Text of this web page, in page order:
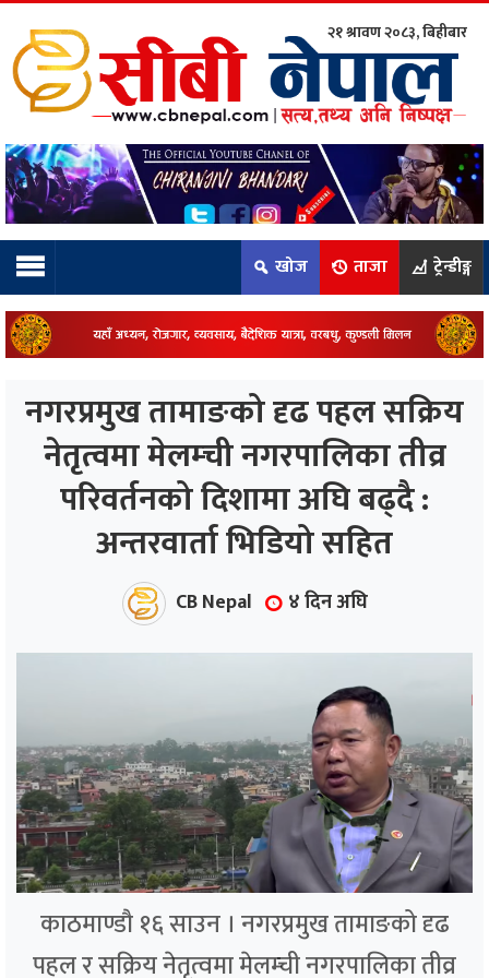
टिम:
२१ श्रावण २०८३, बिहीबार
खोज ताजा ट्रेन्डीङ्ग
नगरप्रमुख तामाङको दृढ पहल सक्रिय
नेतृत्वमा मेलम्ची नगरपालिका तीव्र
परिवर्तनको दिशामा अघि बढ्दै :
अन्तरवार्ता भिडियो सहित
CB Nepal ४ दिन अघि
काठमाण्डौ १६ साउन । नगरप्रमुख तामाङको दृढ
पहल र सक्रिय नेतृत्वमा मेलम्ची नगरपालिका तीव्र